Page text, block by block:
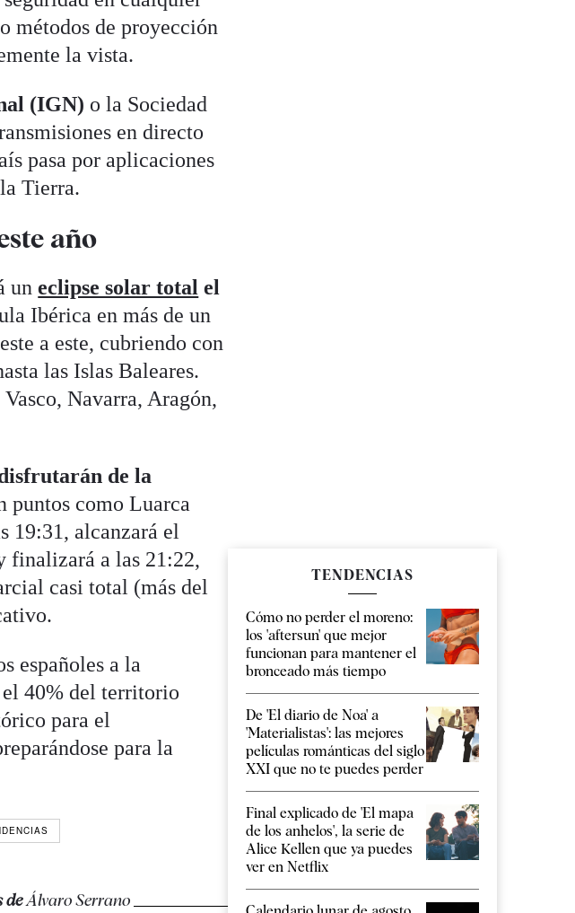
métodos de proyección
la vista.
(IGN) o la Sociedad
en directo
pasa por aplicaciones
Tierra.
año
uneclipse solar total el
Ibérica en más de un
a este, cubriendo con
las Islas Baleares.
Navarra, Aragón,
de la
puntos como Luarca
19:31, alcanzará el
finalizará a las 21:22,
casi total (más del
españoles a la
40% del territorio
para el
para la
deÁlvaro Serrano
TENDENCIAS
Cómo no perder el moreno:
los 'aftersun' que mejor
funcionan para mantener el
bronceado más tiempo
De 'El diario de Noa' a
'Materialistas': las mejores
películas románticas del siglo
XXI que no te puedes perder
Final explicado de 'El mapa
de los anhelos', la serie de
Alice Kellen que ya puedes
ver en Netflix